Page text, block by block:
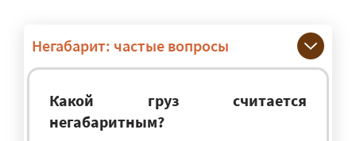
Негабарит: частые вопросы
Какой груз считается
негабаритным?